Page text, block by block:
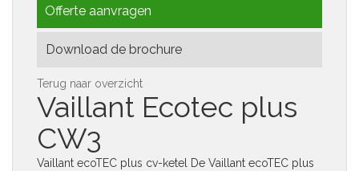
Offerte aanvragen
Download de brochure
Terug naar overzicht
Vaillant Ecotec plus
CW3
Vaillant ecoTEC plus cv-ketel De Vaillant ecoTEC plus